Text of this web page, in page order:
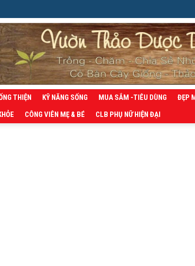
THIỆN KỸ NĂNG SỐNG MUA SẮM -TIÊU DÙNG ĐẸP
CÔNG VIÊN MẸ & BÉ CLB PHỤ NỮ HIỆN ĐẠI